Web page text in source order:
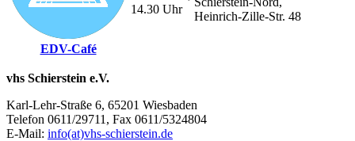
EDV-Café
14.30 Uhr
Heinrich-Zille-Str. 48
vhs Schierstein e.V.
Karl-Lehr-Straße 6, 65201 Wiesbaden
Telefon 0611/29711, Fax 0611/5324804
E-Mail: info(at)vhs-schierstein.de